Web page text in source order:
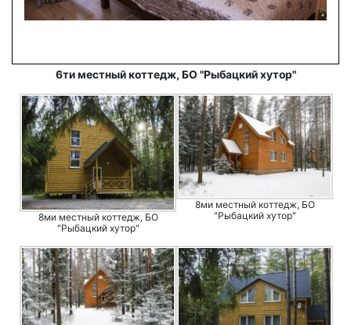
6ти местный коттедж, БО "Рыбацкий хутор"
8ми местный коттедж, БО
"Рыбацкий хутор"
8ми местный коттедж, БО
"Рыбацкий хутор"